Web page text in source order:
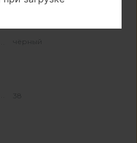
чёрный
38